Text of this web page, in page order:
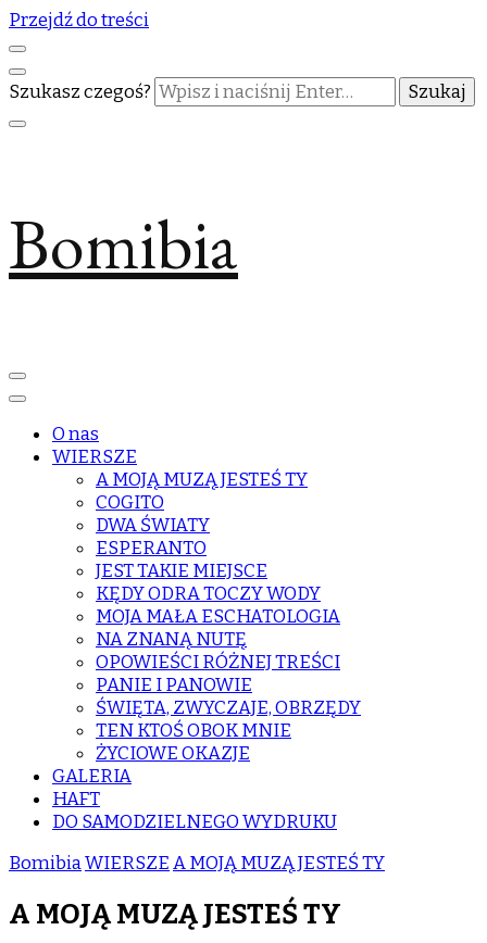
Przejdź do treści
Szukasz czegoś?
Bomibia
O nas
WIERSZE
A MOJĄ MUZĄ JESTEŚ TY
COGITO
DWA ŚWIATY
ESPERANTO
JEST TAKIE MIEJSCE
KĘDY ODRA TOCZY WODY
MOJA MAŁA ESCHATOLOGIA
NA ZNANĄ NUTĘ
OPOWIEŚCI RÓŻNEJ TREŚCI
PANIE I PANOWIE
ŚWIĘTA, ZWYCZAJE, OBRZĘDY
TEN KTOŚ OBOK MNIE
ŻYCIOWE OKAZJE
GALERIA
HAFT
DO SAMODZIELNEGO WYDRUKU
BomibiaWIERSZEA MOJĄ MUZĄ JESTEŚ TY
A MOJĄ MUZĄ JESTEŚ TY